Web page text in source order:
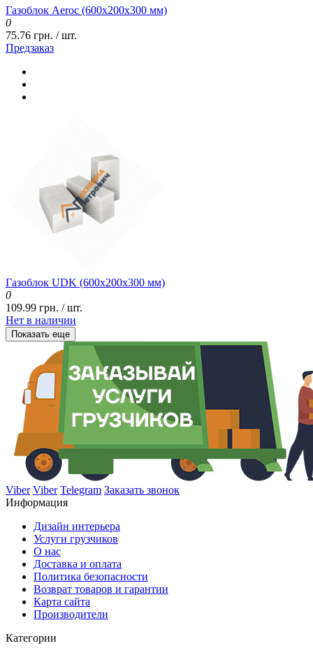
Газоблок Aeroc (600x200x300 мм)
0
75.76 грн. / шт.
Предзаказ
Газоблок UDK (600x200x300 мм)
0
109.99 грн. / шт.
Нет в наличии
Показать еще
Viber Viber Telegram Заказать звонок
Информация
Дизайн интерьера
Услуги грузчиков
О нас
Доставка и оплата
Политика безопасности
Возврат товаров и гарантии
Карта сайта
Производители
Категории